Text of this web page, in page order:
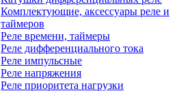
Комплектующие, аксессуары реле и
таймеров
Реле времени, таймеры
Реле дифференциального тока
Реле импульсные
Реле напряжения
Реле приоритета нагрузки